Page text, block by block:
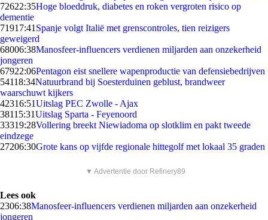
72622:35Hoge bloeddruk, diabetes en roken vergroten risico op
dementie
71917:41 Spanje volgt Italië met grenscontroles, tien reizigers
geweigerd
68006:38Manosfeer-influencers verdienen miljarden aan onzekerheid
jongeren
67922:06Pentagon eist snellere wapenproductie van defensiebedrijven
54118:34Natuurbrand bij Soesterduinen geblust, brandweer
waarschuwt kijkers
42316:51Uitslag PEC Zwolle - Ajax
38115:31Uitslag Sparta - Feyenoord
33319:28Vollering breekt Niewiadoma op slotklim en pakt tweede
eindzege
27206:30Grote kans op vijfde regionale hittegolf met lokaal 35 graden
▼ Advertentie door Refinery89
Lees ook
2306:38Manosfeer-influencers verdienen miljarden aan onzekerheid
jongeren